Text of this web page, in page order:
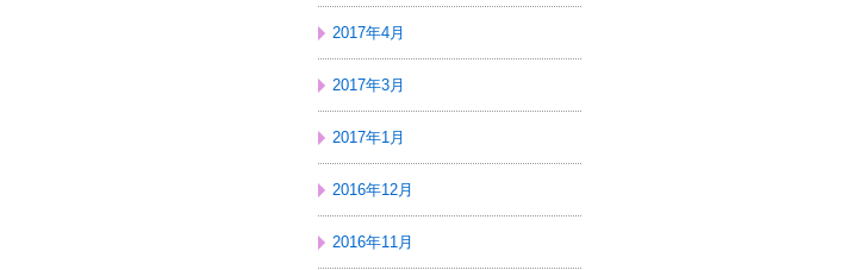
2017年4月
2017年3月
2017年1月
2016年12月
2016年11月